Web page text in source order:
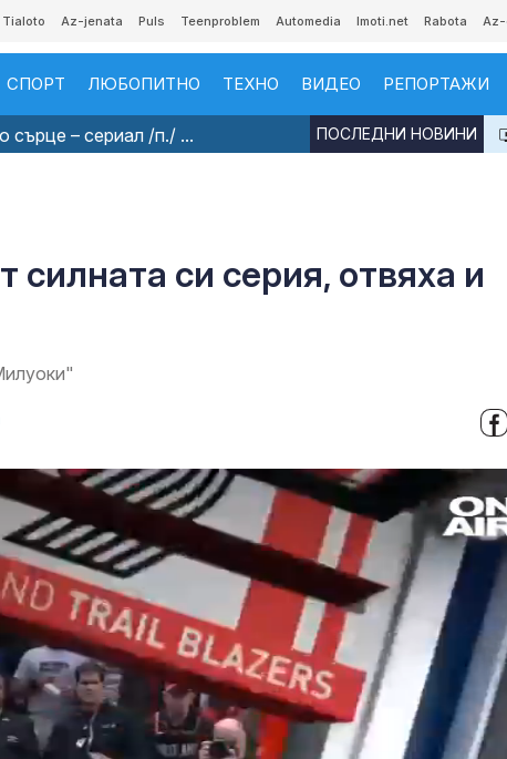
Tialoto Az-jenata Puls Teenproblem Automedia Imoti.net Rabota
СПОРТ ЛЮБОПИТНО ТЕХНО ВИДЕО РЕПОРТАЖИ
сърце – сериал /п./ ... ПОСЛЕДНИ НОВИНИ
си серия, отвяха и